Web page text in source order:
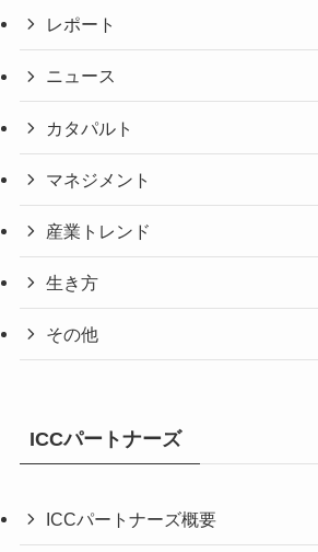
レポート
ニュース
カタパルト
マネジメント
産業トレンド
生き方
その他
ICCパートナーズ
ICCパートナーズ概要